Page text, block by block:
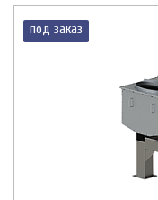
под заказ